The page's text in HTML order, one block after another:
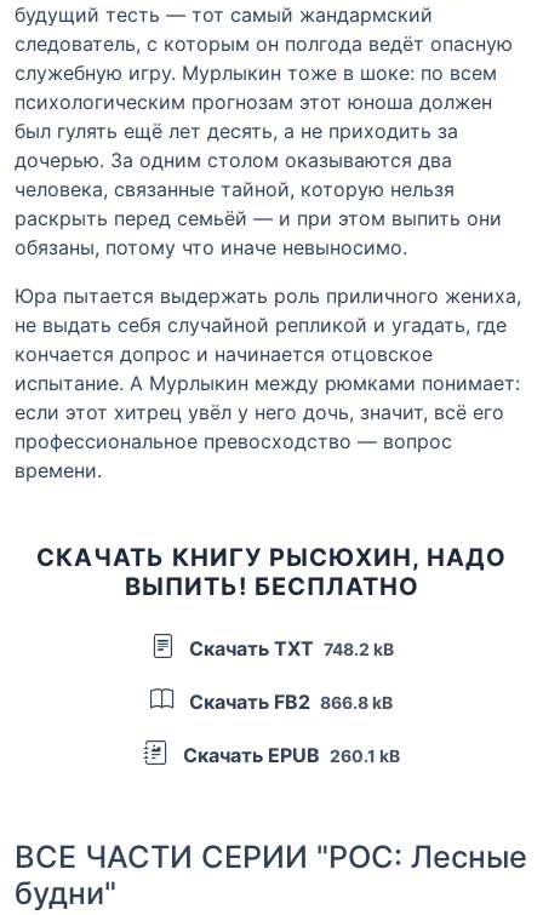
будущий тесть — тот самый жандармский
следователь, с которым он полгода ведёт опасную
служебную игру. Мурлыкин тоже в шоке: по всем
психологическим прогнозам этот юноша должен
был гулять ещё лет десять, а не приходить за
дочерью. За одним столом оказываются два
человека, связанные тайной, которую нельзя
раскрыть перед семьёй — и при этом выпить они
обязаны, потому что иначе невыносимо.
Юра пытается выдержать роль приличного жениха,
не выдать себя случайной репликой и угадать, где
кончается допрос и начинается отцовское
испытание. А Мурлыкин между рюмками понимает:
если этот хитрец увёл у него дочь, значит, всё его
профессиональное превосходство — вопрос
времени.
СКАЧАТЬ КНИГУ РЫСЮХИН, НАДО
ВЫПИТЬ! БЕСПЛАТНО
Скачать TXT 748.2 kB
Скачать FB2 866.8 kB
Скачать EPUB 260.1 kB
ВСЕ ЧАСТИ СЕРИИ "РОС: Лесные
будни"